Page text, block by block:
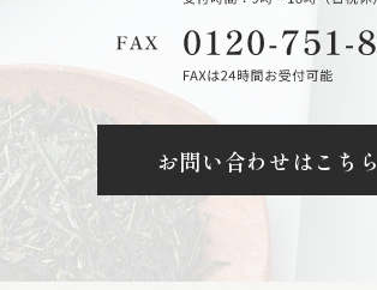
お問い合わせはこちら